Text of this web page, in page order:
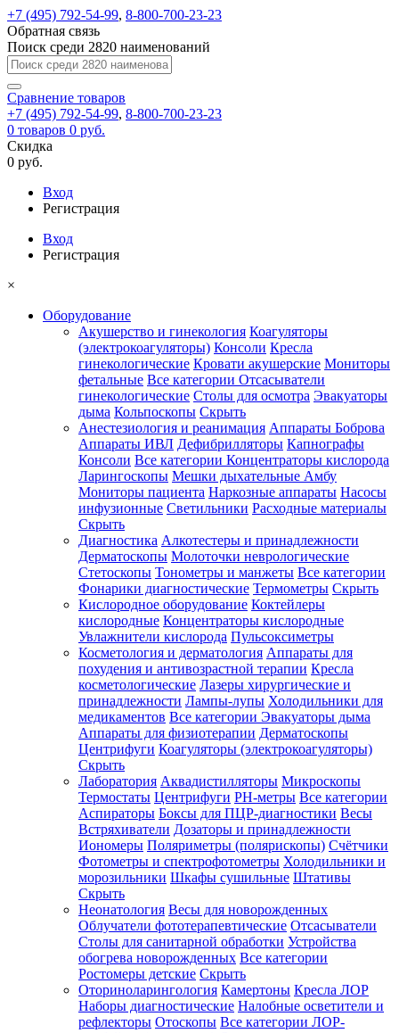
+7 (495) 792-54-99, 8-800-700-23-23
Обратная связь
Поиск среди 2820 наименований
Сравнение товаров
+7 (495) 792-54-99, 8-800-700-23-23
0 товаров 0 руб.
Скидка
0 руб.
Вход
Регистрация
Вход
Регистрация
×
Оборудование
Акушерство и гинекология Коагуляторы
(электрокоагуляторы) Консоли Кресла
гинекологические Кровати акушерские Мониторы
фетальные Все категории Отсасыватели
гинекологические Столы для осмотра Эвакуаторы
дыма Кольпоскопы Скрыть
Анестезиология и реанимация Аппараты Боброва
Аппараты ИВЛ Дефибрилляторы Капнографы
Консоли Все категории Концентраторы кислорода
Ларингоскопы Мешки дыхательные Амбу
Мониторы пациента Наркозные аппараты Насосы
инфузионные Светильники Расходные материалы
Скрыть
Диагностика Алкотестеры и принадлежности
Дерматоскопы Молоточки неврологические
Стетоскопы Тонометры и манжеты Все категории
Фонарики диагностические Термометры Скрыть
Кислородное оборудование Коктейлеры
кислородные Концентраторы кислородные
Увлажнители кислорода Пульсоксиметры
Косметология и дерматология Аппараты для
похудения и антивозрастной терапии Кресла
косметологические Лазеры хирургические и
принадлежности Лампы-лупы Холодильники для
медикаментов Все категории Эвакуаторы дыма
Аппараты для физиотерапии Дерматоскопы
Центрифуги Коагуляторы (электрокоагуляторы)
Скрыть
Лаборатория Аквадистилляторы Микроскопы
Термостаты Центрифуги PH-метры Все категории
Аспираторы Боксы для ПЦР-диагностики Весы
Встряхиватели Дозаторы и принадлежности
Иономеры Поляриметры (полярископы) Счётчики
Фотометры и спектрофотометры Холодильники и
морозильники Шкафы сушильные Штативы
Скрыть
Неонатология Весы для новорожденных
Облучатели фототерапевтические Отсасыватели
Столы для санитарной обработки Устройства
обогрева новорожденных Все категории
Ростомеры детские Скрыть
Оториноларингология Камертоны Кресла ЛОР
Наборы диагностические Налобные осветители и
рефлекторы Отоскопы Все категории ЛОР-